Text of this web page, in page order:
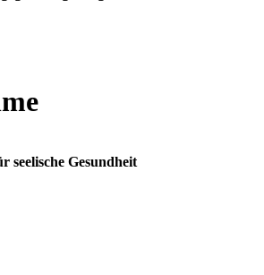
seelische Gesundheit